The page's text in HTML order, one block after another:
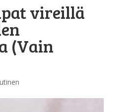
vireillä
(Vain